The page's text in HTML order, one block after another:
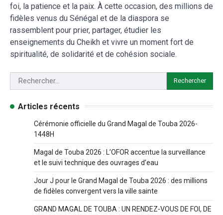
foi, la patience et la paix. À cette occasion, des millions de
fidèles venus du Sénégal et de la diaspora se
rassemblent pour prier, partager, étudier les
enseignements du Cheikh et vivre un moment fort de
spiritualité, de solidarité et de cohésion sociale.
Articles récents
Cérémonie officielle du Grand Magal de Touba 2026-
1448H
Magal de Touba 2026 : L’OFOR accentue la surveillance
et le suivi technique des ouvrages d’eau
Jour J pour le Grand Magal de Touba 2026 : des millions
de fidèles convergent vers la ville sainte
GRAND MAGAL DE TOUBA : UN RENDEZ-VOUS DE FOI, DE